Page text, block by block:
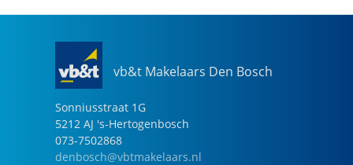
vb&t Makelaars Den Bosch
Sonniusstraat 1G
5212 AJ 's-Hertogenbosch
073-7502868
denbosch@vbtmakelaars.nl